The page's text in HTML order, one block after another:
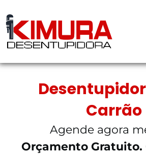
Carrão
Agende agora
Orçamento Gratuito.